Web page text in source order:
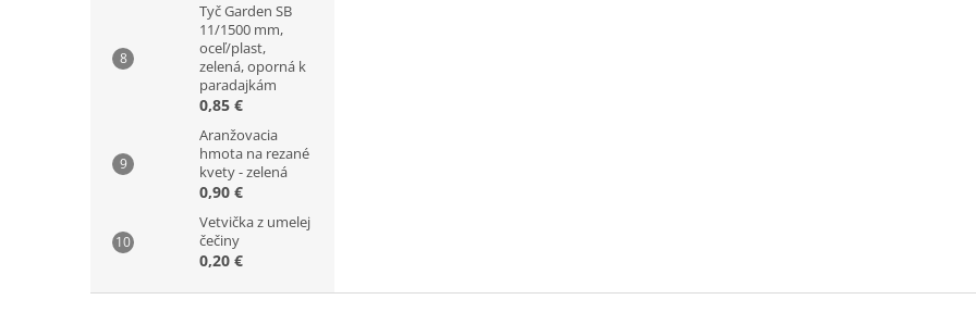
Tyč Garden SB
11/1500 mm,
oceľ/plast,
zelená, oporná k
paradajkám
0,85 €
Aranžovacia
hmota na rezané
kvety - zelená
0,90 €
Vetvička z umelej
čečiny
0,20 €